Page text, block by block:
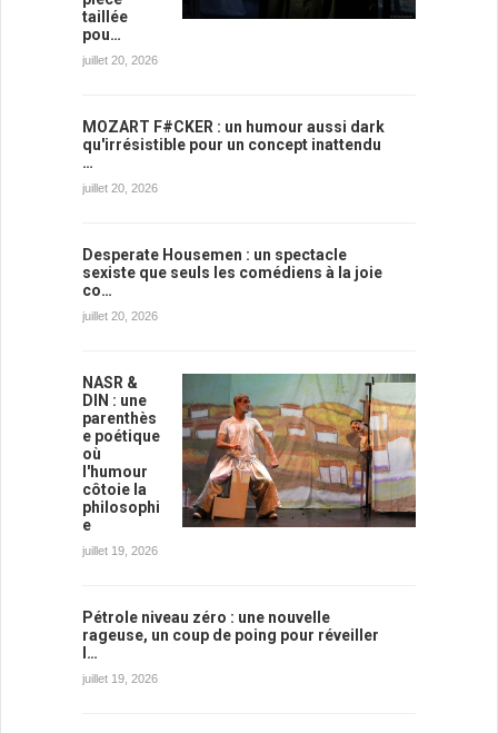
taillée
pou…
juillet 20, 2026
MOZART F#CKER : un humour aussi dark
qu'irrésistible pour un concept inattendu
…
juillet 20, 2026
Desperate Housemen : un spectacle
sexiste que seuls les comédiens à la joie
co…
juillet 20, 2026
NASR &
DIN : une
parenthès
e poétique
où
l'humour
côtoie la
philosophi
e
juillet 19, 2026
Pétrole niveau zéro : une nouvelle
rageuse, un coup de poing pour réveiller
l…
juillet 19, 2026